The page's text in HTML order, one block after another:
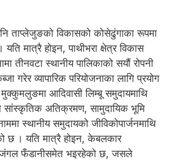
ताप्लेजुङको विकासको कोसेढुंगाका रूपमा
यति मात्रै होइन, पाथीभरा क्षेत्र विकास
तीनवटा स्थानीय पालिकाको सयौं रोपनी
गरेर व्यापारिक परियोजनाका लागि प्रयोग
आदिवासी लिम्बू समुदायमाथि
सांस्कृतिक अतिक्रमण, सामुदायिक भूमि
स्थानीय समुदायको जीविकोपार्जनमाथि
छ । यति मात्रै होइन, केबलकार
जंगल फँडानीसमेत भइरहेको छ, जसले